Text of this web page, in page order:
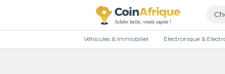
Véhicules & Immobilier Electronique &